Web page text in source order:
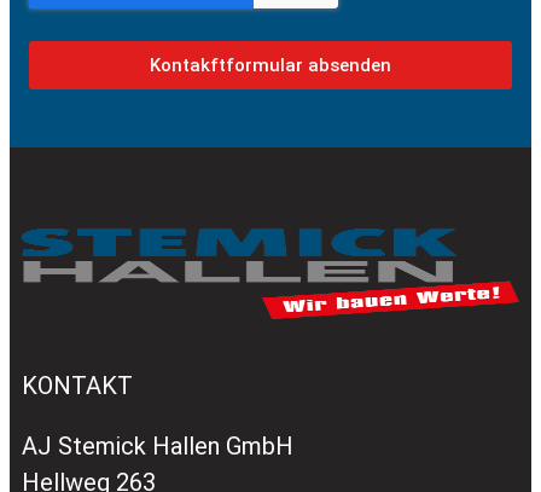
Kontakftformular absenden
KONTAKT
AJ Stemick Hallen GmbH
Hellweg 263